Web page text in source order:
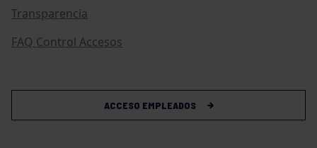
Transparencia
FAQ Control Accesos
ACCESO EMPLEADOS